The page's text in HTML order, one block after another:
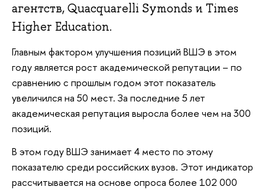
агентств, Quacquarelli Symonds и Times
Higher Education.
Главным фактором улучшения позиций ВШЭ в этом
году является рост академической репутации – по
сравнению с прошлым годом этот показатель
увеличился на 50 мест. За последние 5 лет
академическая репутация выросла более чем на 300
позиций.
В этом году ВШЭ занимает 4 место по этому
показателю среди российских вузов. Этот индикатор
рассчитывается на основе опроса более 102 000